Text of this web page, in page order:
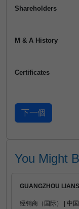
Shareholders
M & A History
Certificates
You Might
GUANGZHOU
经销商（国际） | 中国